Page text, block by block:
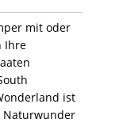
mit oder
Ihre
ist
Naturwunder